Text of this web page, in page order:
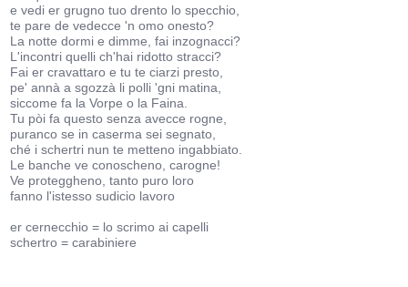
e vedi er grugno tuo drento lo specchio,
te pare de vedecce 'n omo onesto?
La notte dormi e dimme, fai inzognacci?
L'incontri quelli ch'hai ridotto stracci?
Fai er cravattaro e tu te ciarzi presto,
pe' annà a sgozzà li polli 'gni matina,
siccome fa la Vorpe o la Faina.
Tu pòi fa questo senza avecce rogne,
puranco se in caserma sei segnato,
ché i schertri nun te metteno ingabbiato.
Le banche ve conoscheno, carogne!
Ve proteggheno, tanto puro loro
fanno l'istesso sudicio lavoro
er cernecchio = lo scrimo ai capelli
schertro = carabiniere